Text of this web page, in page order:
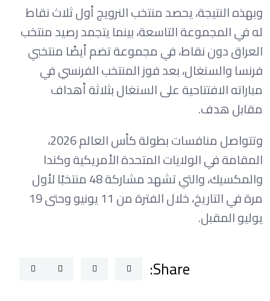
وبهذه النتيجة، يحصد منتخب النرويج أول ثلاث نقاط
له في المجموعة التاسعة، بينما يتجمد رصيد منتخب
العراق دون نقاط، في مجموعة تضم أيضًا منتخبي
فرنسا والسنغال، بعد فوز المنتخب الفرنسي في
مباراته الافتتاحية على السنغال بثلاثة أهداف
مقابل هدف.
وتتواصل منافسات بطولة كأس العالم 2026،
المقامة في الولايات المتحدة الأمريكية وكندا
والمكسيك، والتي تشهد مشاركة 48 منتخبًا لأول
مرة في التاريخ، خلال الفترة من 11 يونيو وحتى 19
يوليو المقبل.
Share: